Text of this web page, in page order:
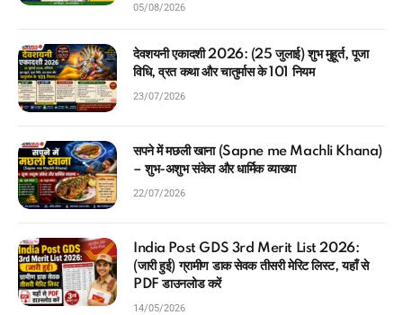
देवशयनी एकादशी 2026: (25 जुलाई) शुभ मुहूर्त, पूजा
विधि, व्रत कथा और चातुर्मास के 101 नियम
सपने में मछली खाना (Sapne me Machli Khana)
– शुभ-अशुभ संकेत और धार्मिक व्याख्या
India Post GDS 3rd Merit List 2026:
(जारी हुई) ग्रामीण डाक सेवक तीसरी मेरिट लिस्ट, यहाँ से